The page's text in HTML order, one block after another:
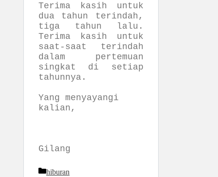
Terima kasih untuk
dua tahun terindah,
tiga tahun lalu.
Terima kasih untuk
saat-saat terindah
dalam pertemuan
singkat di setiap
tahunnya.
Yang menyayangi
kalian,
Gilang
Kategori
hiburan